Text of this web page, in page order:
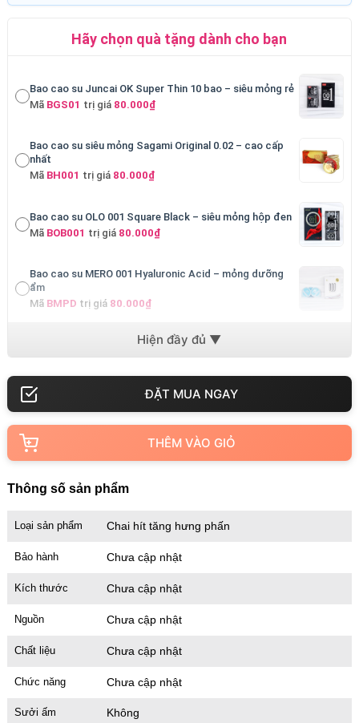
Hãy chọn quà tặng dành cho bạn
Bao cao su Juncai OK Super Thin 10 bao – siêu mỏng rẻ
Mã BGS01 trị giá 80.000₫
Bao cao su siêu mỏng Sagami Original 0.02 – cao cấp
nhất
Mã BH001 trị giá 80.000₫
Bao cao su OLO 001 Square Black – siêu mỏng hộp đen
Mã BOB001 trị giá 80.000₫
Bao cao su MERO 001 Hyaluronic Acid – mỏng dưỡng
ẩm
Mã BMPD trị giá 80.000₫
Bao cao su MERO 001 Ultra-Thin – cực mỏng cảm giác
THÊM VÀO GIỎ
Thông số sản phẩm
Loại sản phẩm Chai hít tăng hưng phấn
Bảo hành Chưa cập nhật
Kích thước Chưa cập nhật
Nguồn Chưa cập nhật
Chất liệu Chưa cập nhật
Chức năng Chưa cập nhật
Sưởi ấm Không